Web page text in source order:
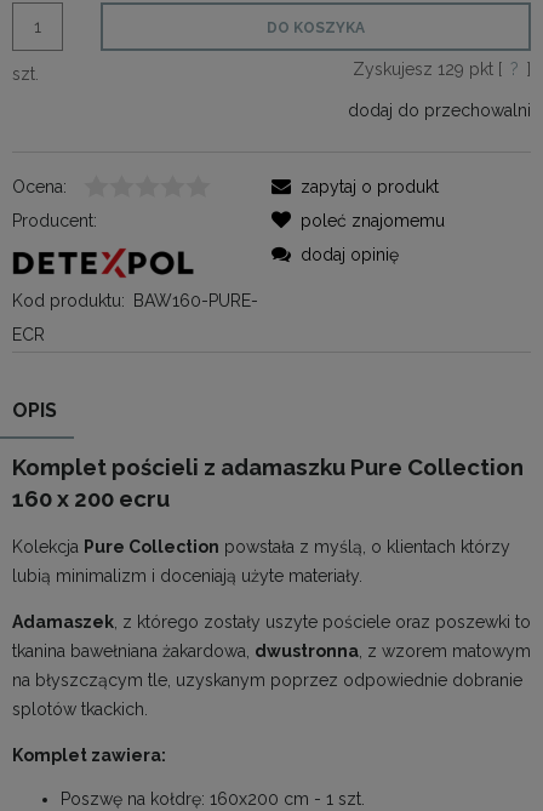
szt.
DO KOSZYKA
Zyskujesz 129 pkt [ ? ]
dodaj do przechowalni
Ocena:
Producent:
Kod produktu:
BAW160-PURE-
ECR
zapytaj o produkt
poleć znajomemu
dodaj opinię
OPIS
Komplet pościeli z adamaszku Pure Collection
160 x 200 ecru
Kolekcja Pure Collection powstała z myślą, o klientach którzy
lubią minimalizm i doceniają użyte materiały.
Adamaszek , z którego zostały uszyte pościele oraz poszewki to
tkanina bawełniana żakardowa, dwustronna , z wzorem matowym
na błyszczącym tle, uzyskanym poprzez odpowiednie dobranie
splotów tkackich.
Komplet zawiera:
Poszwę na kołdrę: 160x200 cm - 1 szt.